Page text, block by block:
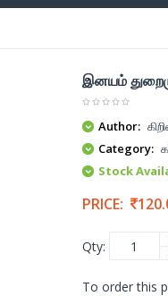
இனயம்
Author:
Category:
Stock
PRICE:
Qty:
To order this